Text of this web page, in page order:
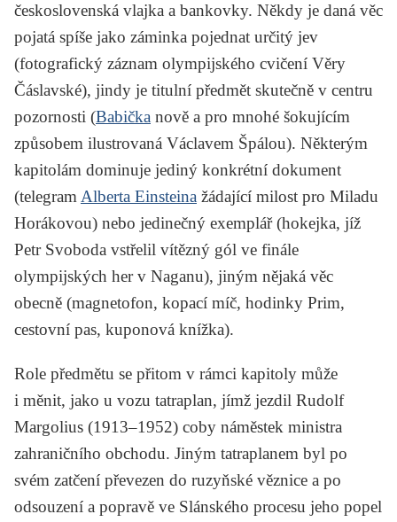
československá vlajka a bankovky. Někdy je daná věc
pojatá spíše jako záminka pojednat určitý jev
(fotografický záznam olympijského cvičení Věry
Čáslavské), jindy je titulní předmět skutečně v centru
pozornosti (Babička nově a pro mnohé šokujícím
způsobem ilustrovaná Václavem Špálou). Některým
kapitolám dominuje jediný konkrétní dokument
(telegram Alberta Einsteina žádající milost pro Miladu
Horákovou) nebo jedinečný exemplář (hokejka, jíž
Petr Svoboda vstřelil vítězný gól ve finále
olympijských her v Naganu), jiným nějaká věc
obecně (magnetofon, kopací míč, hodinky Prim,
cestovní pas, kuponová knížka).
Role předmětu se přitom v rámci kapitoly může
i měnit, jako u vozu tatraplan, jímž jezdil Rudolf
Margolius (1913–1952) coby náměstek ministra
zahraničního obchodu. Jiným tatraplanem byl po
svém zatčení převezen do ruzyňské věznice a po
odsouzení a popravě ve Slánského procesu jeho popel